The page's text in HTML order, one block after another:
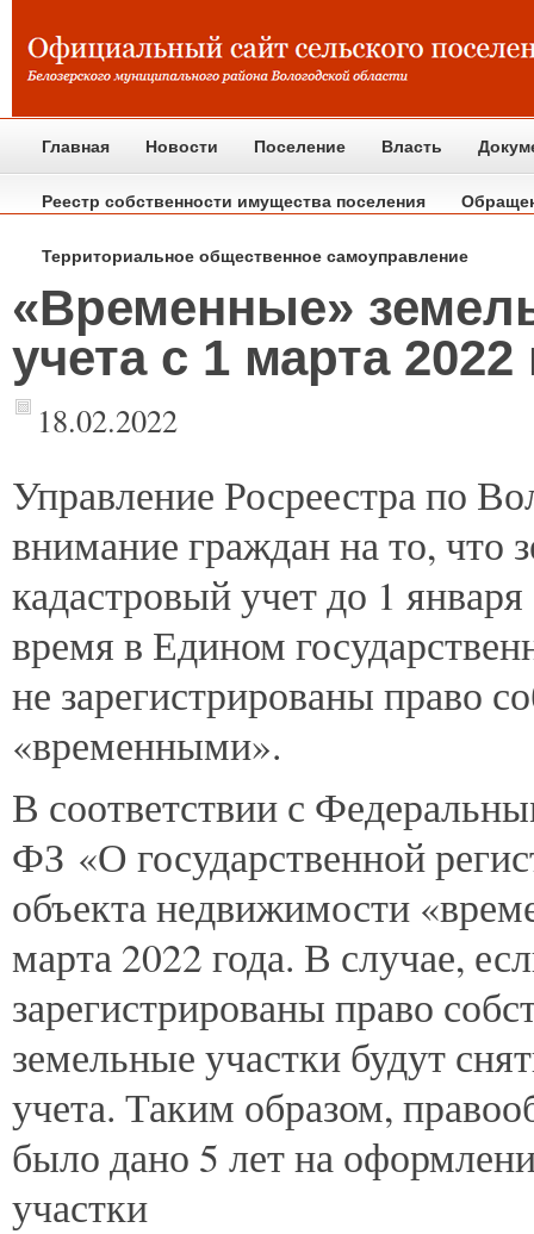
Главная Новости Поселение Власть
Реестр собственности имущества поселения
Территориальное общественное самоуправление
«Временные»
учета c 1 марта 2022
18.02.2022
Управление Росреестра по
внимание граждан на то, что
кадастровый учет до 1
время в Едином
не зарегистрированы право
«временными».
В соответствии с
ФЗ «О государственной
объекта недвижимости
марта 2022 года. В случае,
зарегистрированы право
земельные участки будут
учета. Таким образом,
было дано 5 лет на
участки